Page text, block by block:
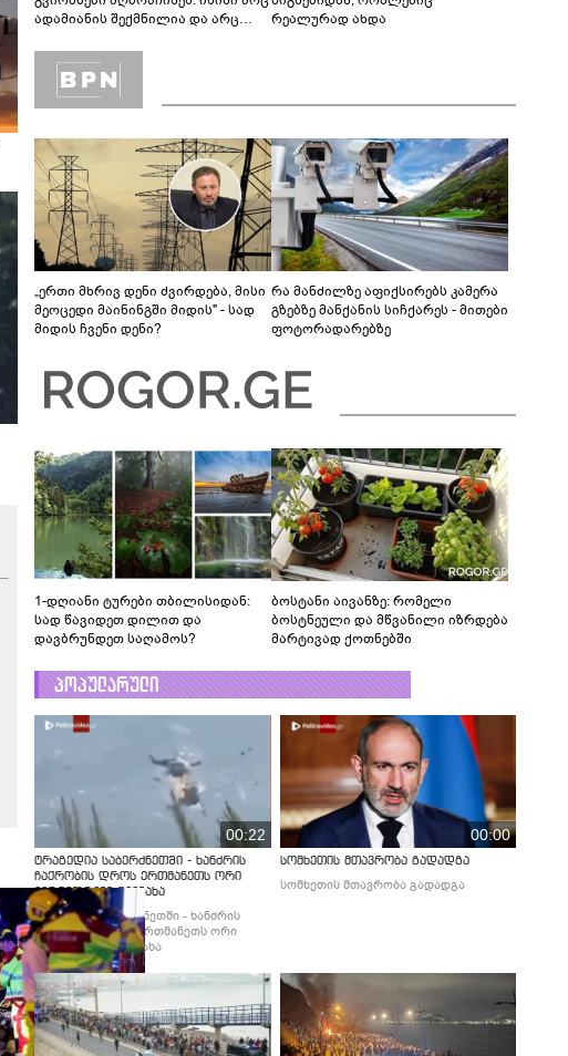
ადამიანის შექმნილია და არც
ლაბირინთები?
რეალურად ახდა
„ერთი მხრივ დენი ძვირდება, მისი
მეოცედი მაინინგში მიდის" - სად
მიდის ჩვენი დენი?
რა მანძილზე აფიქსირებს კამერა
გზებზე მანქანის სიჩქარეს - მითები
ფოტორადარებზე
1-დღიანი ტურები თბილისიდან:
სად წავიდეთ დილით და
დავბრუნდეთ საღამოს?
ბოსტანი აივანზე: რომელი
ბოსტნეული და მწვანილი იზრდება
მარტივად ქოთნებში
პოპულარული
00:22
ტრაგედია საბერძნეთში - ხანძრის
ჩაქრობის დროს ერთმანეთს ორი
ვერტმფრენი შეეჯახა
ტრაგედია საბერძნეთში - ხანძრის
ჩაქრობის დროს ერთმანეთს ორი
ვერტმფრენი შეეჯახა
00:00
სომხეთის მთავრობა გადადგა
სომხეთის მთავრობა გადადგა